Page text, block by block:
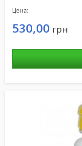
Цена:
530,00 грн